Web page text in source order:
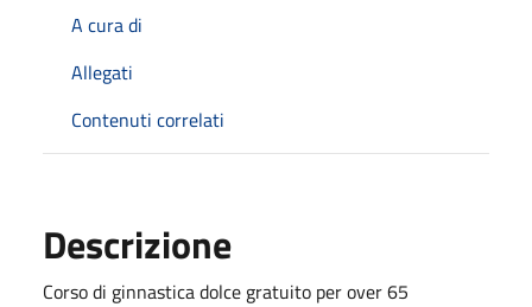
A cura di
Allegati
Contenuti correlati
Descrizione
Corso di ginnastica dolce gratuito per over 65